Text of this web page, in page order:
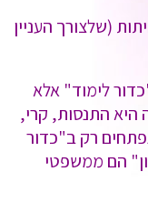
(שלצורך העניין
לימוד" אלא
היא התנסות, קרי,
רק ב"כדור
הם ממשפטי